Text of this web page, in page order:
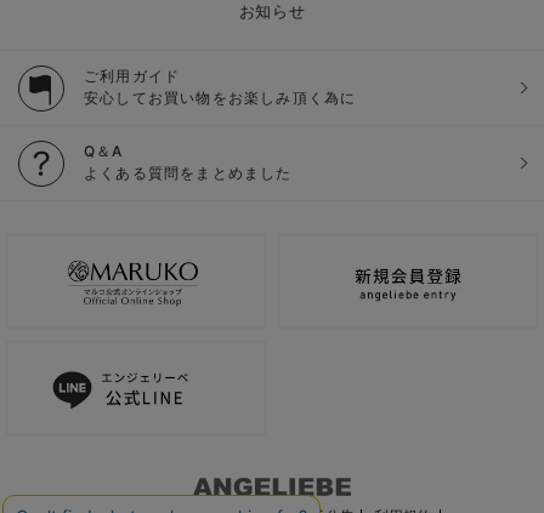
お知らせ
ご利用ガイド
安心してお買い物をお楽しみ頂く為に
Q＆A
よくある質問をまとめました